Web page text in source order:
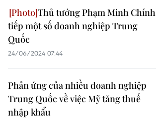
Thủ tướng Phạm Minh Chính
tiếp một số doanh nghiệp Trung
Quốc
24/06/2024 07:44
Phản ứng của nhiều doanh nghiệp
Trung Quốc về việc Mỹ tăng thuế
nhập khẩu